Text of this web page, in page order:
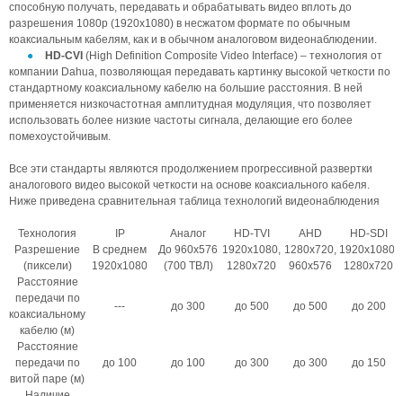
способную получать, передавать и обрабатывать видео вплоть до
разрешения 1080p (1920x1080) в несжатом формате по обычным
коаксиальным кабелям, как и в обычном аналоговом видеонаблюдении.
HD-CVI (High Definition Composite Video Interface) – технология от
компании Dahua, позволяющая передавать картинку высокой четкости по
стандартному коаксиальному кабелю на большие расстояния. В ней
применяется низкочастотная амплитудная модуляция, что позволяет
использовать более низкие частоты сигнала, делающие его более
помехоустойчивым.
Все эти стандарты являются продолжением прогрессивной развертки
аналогового видео высокой четкости на основе коаксиального кабеля.
Ниже приведена сравнительная таблица технологий видеонаблюдения
Технология IP Аналог HD-TVI AHD
HD-SDI
Разрешение
(пиксели)
В среднем
1920х1080
До 960х576
(700 ТВЛ)
1920х1080,
1280х720
1280х720,
960х576
1920х1080,
1280х720
Расстояние
передачи по
коаксиальному
кабелю (м)
--- до 300 до 500 до 500 до 200
Расстояние
передачи по
витой паре (м)
до 100 до 100 до 300 до 300 до 150